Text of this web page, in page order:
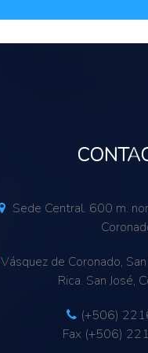
Sede Central. 600 m.
Vásquez de Coronado,
Rica. San José,
(+506)
Fax (+506)